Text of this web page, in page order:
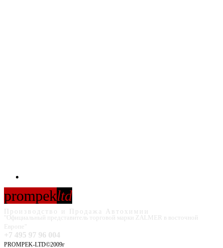
prompekltd
Производство и Продажа Автохимии
"Официальный представитель торговой марки ZALMER в восточной
Европе"
+7 495 97 96 004
PROMPEK-LTD©2009г